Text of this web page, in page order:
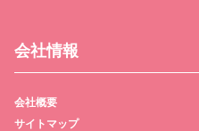
会社情報
会社概要
サイトマップ